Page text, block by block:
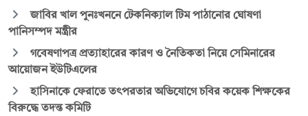
জাবির খাল পুনঃখননে টেকনিক্যাল টিম পাঠানোর ঘোষণা
পানিসম্পদ মন্ত্রীর
গবেষণাপত্র প্রত্যাহারের কারণ ও নৈতিকতা নিয়ে সেমিনারের
আয়োজন ইউটিএলের
হাসিনাকে ফেরাতে তৎপরতার অভিযোগে চবির কয়েক শিক্ষকের
বিরুদ্ধে তদন্ত কমিটি